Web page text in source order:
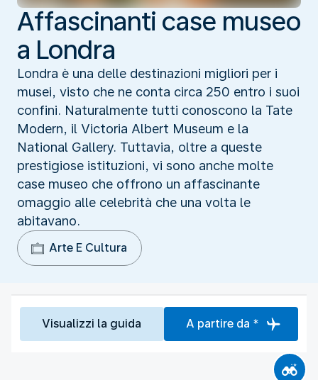
Affascinanti case museo
a Londra
Londra è una delle destinazioni migliori per i
musei, visto che ne conta circa 250 entro i suoi
confini. Naturalmente tutti conoscono la Tate
Modern, il Victoria Albert Museum e la
National Gallery. Tuttavia, oltre a queste
prestigiose istituzioni, vi sono anche molte
case museo che offrono un affascinante
omaggio alle celebrità che una volta le
abitavano.
Arte E Cultura
Visualizzi la guida A partire da *